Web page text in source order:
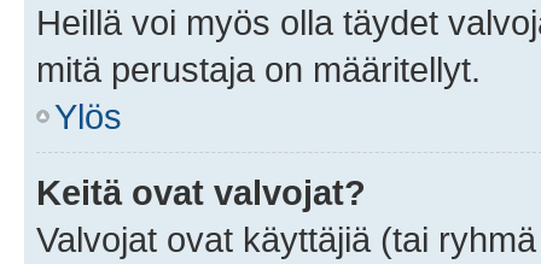
Heillä voi myös olla täydet
mitä perustaja on määritellyt.
Ylös
Keitä ovat valvojat?
Valvojat ovat käyttäjiä (tai